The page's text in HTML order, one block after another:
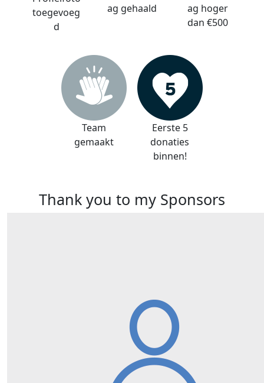
toegevoeg
d
ag gehaald
ag hoger
dan €500
Team
gemaakt
Eerste 5
donaties
binnen!
Thank you to my Sponsors